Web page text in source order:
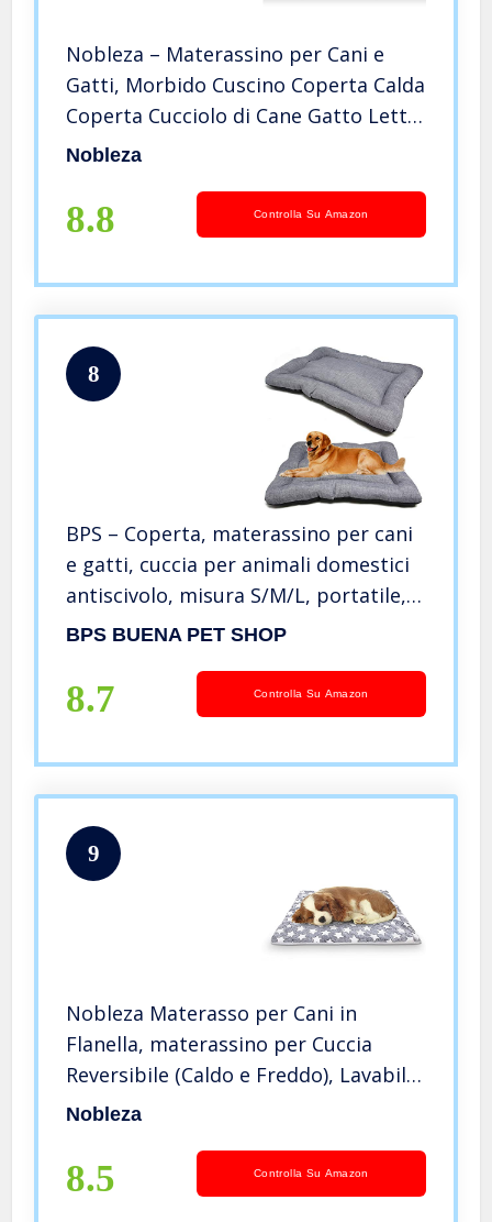
Nobleza – Materassino per Cani e
Gatti, Morbido Cuscino Coperta Calda
Coperta Cucciolo di Cane Gatto Letto
Caldo e Morbido, Soffice di qualità
Morbido 100 × 75 cm
Nobleza
8.8 Controlla Su Amazon
8
BPS – Coperta, materassino per cani
e gatti, cuccia per animali domestici
antiscivolo, misura S/M/L, portatile,
materasso, divano con cuscino
14094GR
BPS BUENA PET SHOP
8.7 Controlla Su Amazon
9
Nobleza Materasso per Cani in
Flanella, materassino per Cuccia
Reversibile (Caldo e Freddo), Lavabile
in Lavatrice, materassino per Cani
Piccola, Grigio,L70*W55CM
Nobleza
8.5 Controlla Su Amazon